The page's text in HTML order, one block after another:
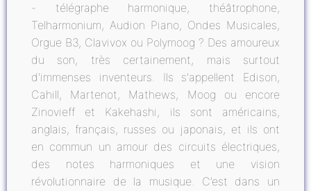
- télégraphe harmonique, théâtrophone,
Telharmonium, Audion Piano, Ondes Musicales,
Orgue B3, Clavivox ou Polymoog ? Des amoureux
du son, très certainement, mais surtout
d'immenses inventeurs. Ils s'appellent Edison,
Cahill, Martenot, Mathews, Moog ou encore
Zinovieff et Kakehashi, ils sont américains,
anglais, français, russes ou japonais, et ils ont
en commun un amour des circuits électriques,
des notes harmoniques et une vision
révolutionnaire de la musique. C’est dans un